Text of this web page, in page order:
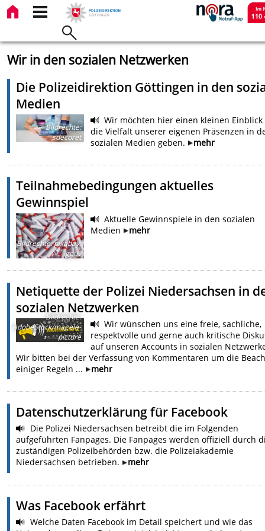
Wir in den sozialen Netzwerken
Die Polizeidirektion Göttingen in den
Medien
Bildrechte:
sdecoret
Wir möchten hier einen kleinen
die Vielfalt unserer eigenen Präsenzen in
sozialen Medien geben.
mehr
Teilnahmebedingungen aktuelles
Gewinnspiel
Bildrechte:pixabay:
gouv
Aktuelle Gewinnspiele in den sozialen
Medien
mehr
Netiquette der Polizei Niedersachsen in
sozialen Netzwerken
Bildrechte:
AdobeStock/magele-
picture
Wir wünschen uns eine freie, sachliche,
respektvolle und gerne auch kritische
auf unseren Accounts in sozialen
Wir bitten bei der Verfassung von Kommentaren um die
einiger Regeln ...
mehr
Datenschutzerklärung für Facebook
Die Polizei Niedersachsen betreibt die im Folgenden
aufgeführten Fanpages. Die Fanpages werden offiziell durch
zuständigen Polizeibehörden bzw. die Polizeiakademie
Niedersachsen betrieben.
mehr
Was Facebook erfährt
Welche Daten Facebook im Detail speichert und wie das